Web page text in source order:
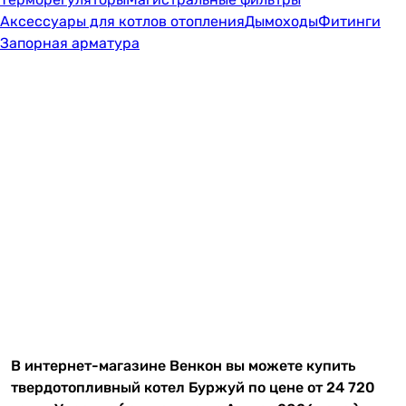
Аксессуары для котлов отопленияДымоходыФитинги
Запорная арматура
В интернет-магазине Венкон вы можете купить
твердотопливный котел Буржуй по цене от 24 720